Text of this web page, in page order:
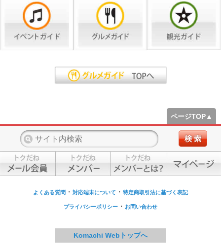
ページTOP▲
よくある質問 ・ 対応端末について ・ 特定商取引法に基づく表記
プライバシーポリシー ・ お問い合わせ
Komachi Webトップへ